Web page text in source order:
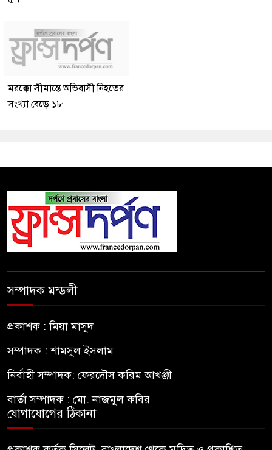
মরক্কো সীমান্তে অভিবাসী নিহতের
সংখ্যা বেড়ে ১৮
সম্পাদক মন্ডলী
প্রকাশক : মিয়া মাসুদ
সম্পাদক : শামসুল ইসলাম
নির্বাহী সম্পাদক: ফেরদৌস করিম আখঞ্জী
বার্তা সম্পাদক : মো. নাজমুল কবির
যোগাযোগের ঠিকানা